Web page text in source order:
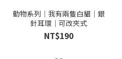
動物系列｜我有兩隻白貓｜銀
針耳環｜可改夾式
NT$190